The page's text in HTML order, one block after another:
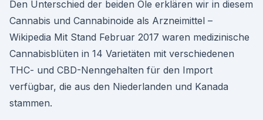
Den Unterschied der beiden Öle erklären wir in diesem
Cannabis und Cannabinoide als Arzneimittel –
Wikipedia Mit Stand Februar 2017 waren medizinische
Cannabisblüten in 14 Varietäten mit verschiedenen
THC- und CBD-Nenngehalten für den Import
verfügbar, die aus den Niederlanden und Kanada
stammen.